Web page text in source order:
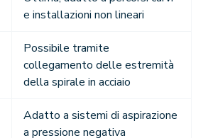
e installazioni non lineari
Possibile tramite
collegamento delle estremità
della spirale in acciaio
Adatto a sistemi di aspirazione
a pressione negativa